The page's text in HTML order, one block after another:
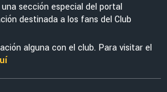
sección especial del portal
destinada a los fans del Club
alguna con el club. Para visitar el